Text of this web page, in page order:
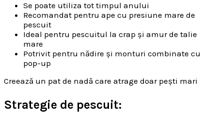
Se poate utiliza tot timpul anului
Recomandat pentru ape cu presiune mare de
pescuit
Ideal pentru pescuitul la crap și amur de talie
mare
Potrivit pentru nădire și monturi combinate cu
pop-up
Creează un pat de nadă care atrage doar pești mari
Strategie de pescuit: